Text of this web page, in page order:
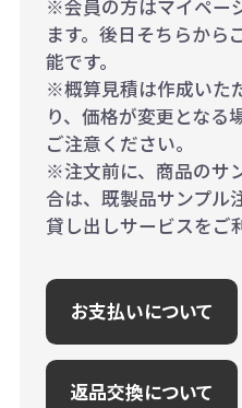
※会員の方はマイペー
ます。後日そちらから
能です。
※概算見積は作成いた
り、価格が変更となる
ご注意ください。
※注文前に、商品のサ
合は、既製品サンプル
貸し出しサービスをご
お支払いについて
返品交換について